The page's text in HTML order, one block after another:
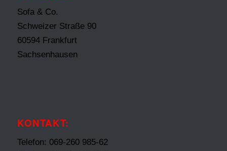
Sofa & Co.
Schweizer Straße 90
60594 Frankfurt
Sachsenhausen
KONTAKT:
Telefon: 069-260 985-62